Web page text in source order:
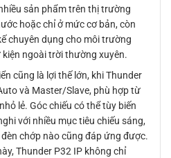
sản phẩm trên thị trường
hoặc chỉ ở mức cơ bản, còn
chuyên dụng cho môi trường
ngoài trời thường xuyên.
cũng là lợi thế lớn, khi Thunder
và Master/Slave, phù hợp từ
lẻ. Góc chiếu có thể tùy biến
với nhiều mục tiêu chiếu sáng,
chớp nào cũng đáp ứng được.
Thunder P32 IP không chỉ